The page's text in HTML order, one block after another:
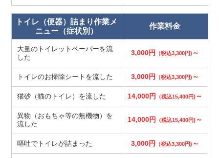
トイレ（便器）詰まり作業メ
ニュー（症状別）
作業料金
大量のトイレットペーパーを流
した
3,000円 （税込3,300円) ～
トイレのお掃除シートを流した 3,000円 （税込3,300円) ～
猫砂（猫のトイレ）を流した 14,000円 （税込15,400円) ～
異物（おもちゃ等の無機物）を
流した
14,000円 （税込15,400円) ～
嘔吐でトイレが詰まった 3,000円 （税込3,300円) ～